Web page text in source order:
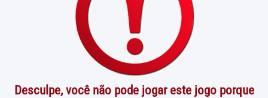
Desculpe, você não pode jogar este jogo porque